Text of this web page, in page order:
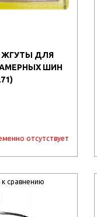
ЖГУТЫ ДЛЯ
ШИН
отсутствует
сравнению